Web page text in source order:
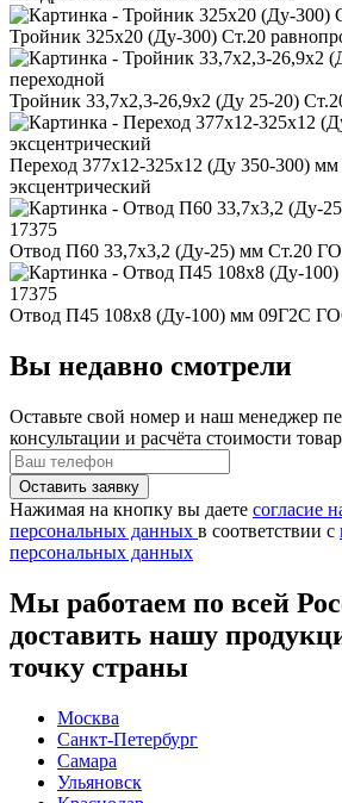
Тройник 325x20 (Ду-300) Ст.20
Тройник 33,7x2,3-26,9x2 (Ду 25-20)
Переход 377x12-325x12 (Ду 350-300)
эксцентрический
Отвод П60 33,7x3,2 (Ду-25) мм Ст.20
Отвод П45 108x8 (Ду-100) мм 09Г2С
Вы недавно смотрели
Оставьте свой номер и наш менеджер
консультации и расчёта стоимости
Нажимая на кнопку вы даете согласие
персональных данных в соответствии с
персональных данных
Мы работаем по всей
доставить нашу
точку страны
Москва
Санкт-Петербург
Самара
Ульяновск